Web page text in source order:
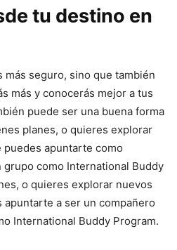
tu destino en
más seguro, sino que también
más y conocerás mejor a tus
puede ser una buena forma
planes, o quieres explorar
apuntarte como
como International Buddy
o quieres explorar nuevos
a ser un compañero
International Buddy Program.